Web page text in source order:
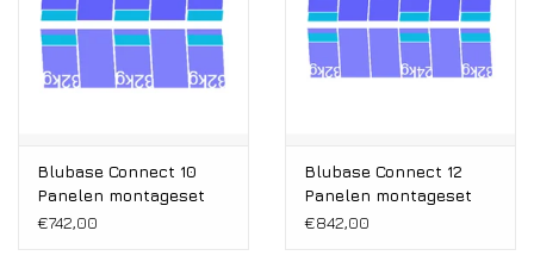
Blubase Connect 10
Panelen montageset
Oost/West Portrait
€742,00
Blubase Connect 12
Panelen montageset
Oost/West Portrait
€842,00